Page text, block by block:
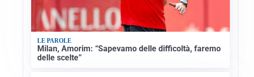
LE PAROLE
Milan, Amorim: “Sapevamo delle difficoltà, faremo
delle scelte”